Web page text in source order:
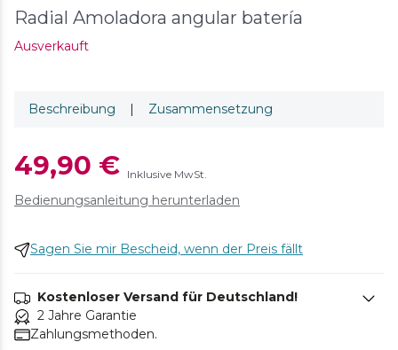
Radial Amoladora angular batería
Ausverkauft
Beschreibung | Zusammensetzung
49,90 € Inklusive MwSt.
Bedienungsanleitung herunterladen
Sagen Sie mir Bescheid, wenn der Preis fällt
Kostenloser Versand für Deutschland!
2 Jahre Garantie
Zahlungsmethoden.